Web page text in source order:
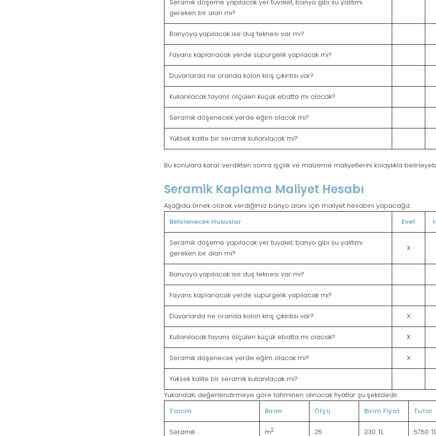
Seramik döşeme yapılacak yer tuvalet, banyo gibi su yalıtımı
gereken bir alan mı?
Banyoya yapılacak ise duş teknesi var mı?
Fayans kaplanacak yerde süpürgelik yapılacak mı?
Duvarlarda ne oranda kolon kiriş çıkıntısı var?
Kullanılacak fayans ölçüleri küçük ebatta mı olacak?
Seramik döşenecek yerde eğim olacak mı?
Yüksek kalite bir seramik kullanılacak mı?
Bu konulara karar verdikten sonra işçilik ve malzeme maliyetlerini kolaylıkla
Seramik Kaplama Maliyet Hesabı
Aşağıda örnek olarak verdiğimiz banyo alanı için maliyet hesabını yapacağız.
Belirlenecek Hususlar
Evet
Seramik döşeme yapılacak yer tuvalet, banyo gibi su yalıtımı
gereken bir alan mı?
X
Banyoya yapılacak ise duş teknesi var mı?
Fayans kaplanacak yerde süpürgelik yapılacak mı?
Duvarlarda ne oranda kolon kiriş çıkıntısı var? X
Kullanılacak fayans ölçüleri küçük ebatta mı olacak? X
Seramik döşenecek yerde eğim olacak mı? X
Yüksek kalite bir seramik kullanılacak mı?
Yukarıdaki değerlendirmeye göre tahminen alınacak fiyatlar şu şekildedir.
Tanım
Birim Ölçü Birim Fiyat Tutar
Seramik m2 25 230 TL 5750 TL